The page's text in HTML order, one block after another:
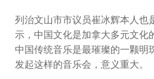
列治文山市市议员崔冰辉本人也
示，中国文化是加拿大多元文化
中国传统音乐是最璀璨的一颗明
发起这样的音乐会，意义重大。